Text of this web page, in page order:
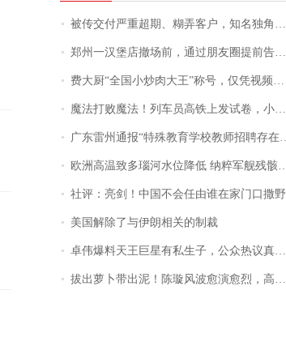
被传交付严重超期、糊弄客户，知名独角兽车企创始人回应：都没证据，将依法采取措施，“本人长期与美国交管局保持沟通，对方表示肯定”
郑州一汉堡店撤场前，通过朋友圈提前告知逐一退费，有顾客仅剩1元也全被退回，分文不少；顾客：言而有信，让人感动
费大厨“全国小炒肉大王”称号，仅凭视频评出？中国烹饪协会回应
魔法打败魔法！列车员高铁上发试卷，小朋友一秒静音，12306回应：列车员个人行为，不是铁路规定
广东雷州通报“特殊教育学校教师招聘存在违规行为”：已启动问责程序 副校长被停职
欧洲高温致多瑙河水位降低 纳粹军舰残骸重见天日
社评：亮剑！中国不会任由谁在家门口撒野
美国解除了与伊朗相关的制裁
卓伟爆料天王巨星有私生子，公众热议真假难辨，实锤何时到来？
拔出萝卜带出泥！陈璇风波愈演愈烈，高晓松、张铁林也被“揪出”